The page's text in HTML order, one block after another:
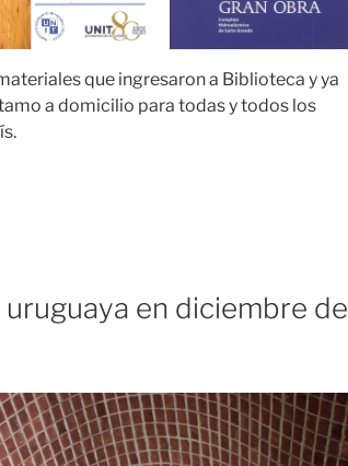
que ingresaron a Biblioteca y ya
a domicilio para todas y todos los
en diciembre de